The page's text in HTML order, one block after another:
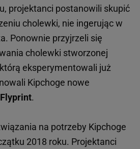
projektanci postanowili skupić
cholewki, nie ingerując w
Ponownie przyjrzeli się
cholewki stworzonej
eksperymentowali już
Kipchoge nowe
.
na potrzeby Kipchoge
2018 roku. Projektanci